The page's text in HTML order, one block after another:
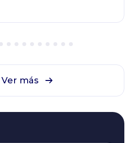
Ver más